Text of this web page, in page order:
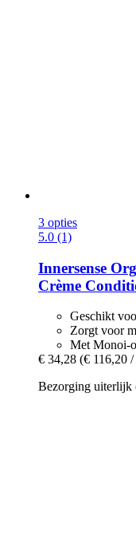
3 opties
5.0 (1)
Innersense
Crème
Geschikt
Zorgt voor
Met Monoi-
€ 34,28 (€ 116,20
Bezorging uiterlijk